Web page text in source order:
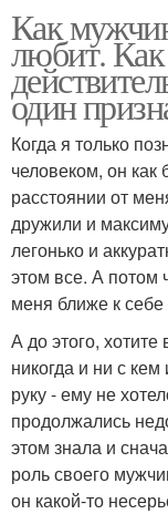
Как
любит.
один
Когда я только
человеком, он
расстоянии от
дружили и
легонько и
этом все. А потом
меня ближе к
А до этого, хотите
никогда и ни с
руку - ему не
продолжались
этом знала и
роль своего
он какой-то